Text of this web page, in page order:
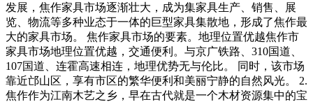
发展，焦作家具市场逐渐壮大，成为集家具生产、销售、展
览、物流等多种业态于一体的巨型家具集散地，形成了焦作最
大的家具市场。 焦作家具市场的要素。地理位置优越焦作市
家具市场地理位置优越，交通便利。与京广铁路、310国道、
107国道、连霍高速相连，地理优势无与伦比。 同时，该市场
靠近邙山区，享有市区的繁华便利和美丽宁静的自然风光。 2.
焦作作为江南木艺之乡，早在古代就是一个木材资源集中的宝